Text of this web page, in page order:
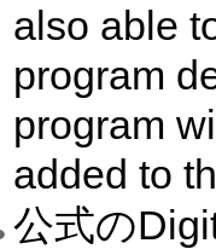
also able
program
program
added to
公式の